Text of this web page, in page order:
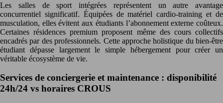
Les salles de sport intégrées représentent un autre avantage
concurrentiel significatif. Équipées de matériel cardio-training et de
musculation, elles évitent aux étudiants l’abonnement externe coûteux.
Certaines résidences premium proposent même des cours collectifs
encadrés par des professionnels. Cette approche holistique du bien-être
étudiant dépasse largement le simple hébergement pour créer un
véritable écosystème de vie.
Services de conciergerie et maintenance : disponibilité
24h/24 vs horaires CROUS